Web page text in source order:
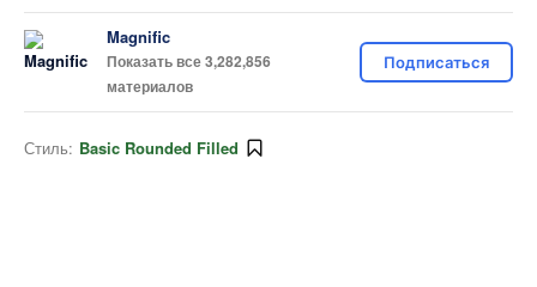
Magnific
Показать все 3,282,856
материалов
Подписаться
Стиль: Basic Rounded Filled